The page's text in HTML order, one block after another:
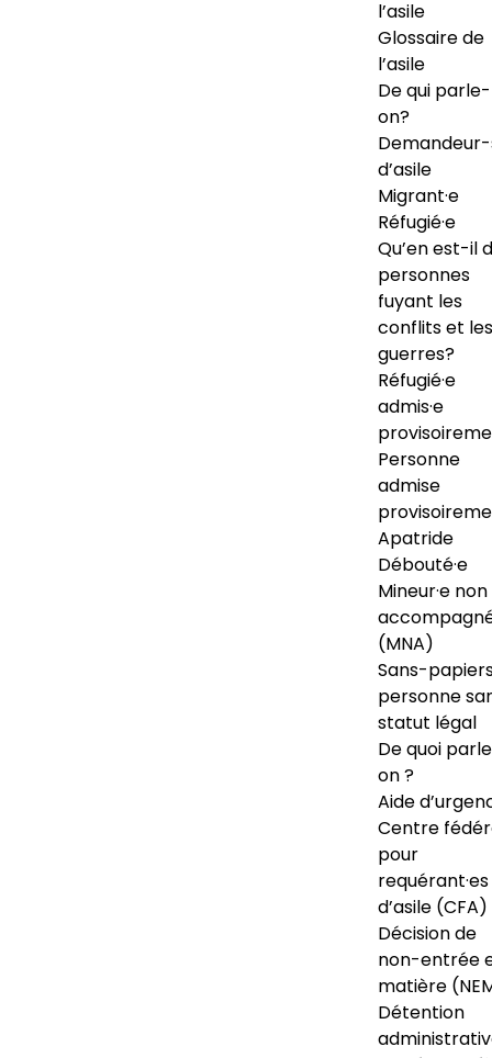
l’asile
Glossaire de
l’asile
De qui
on?
d’asile
Migrant·e
Réfugié·e
Qu’en est-il
personnes
fuyant les
conflits et les
guerres?
Réfugié·e
admis·e
Personne
admise
Apatride
Débouté·e
Mineur·e non
(MNA)
Sans-
personne
statut légal
De quoi
on ?
Aide
Centre
pour
requérant·es
d’asile (CFA)
Décision de
non-entrée
matière
Détention